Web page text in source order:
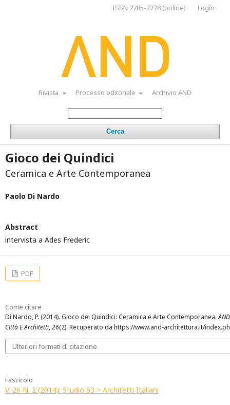
Rivista Processo editoriale Archivio AND
Cerca
ISSN 2785-7778 (online) Login
Gioco dei Quindici
Ceramica e Arte Contemporanea
Paolo Di Nardo
Abstract
intervista a Ades Frederic
PDF
Come citare
Di Nardo, P. (2014). Gioco dei Quindici: Ceramica e Arte Contemporanea.
Città E Architetti,26(2). Recuperato da https://www.and-architettura.it/
Ulteriori formati di citazione
Fascicolo
V. 26 N. 2 (2014): Studio 63 > Architetti Italiani